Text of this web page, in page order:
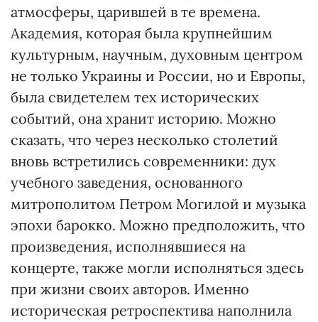
атмосферы, царившей в те времена.
Академия, которая была крупнейшим
культурным, научным, духовным центром
не только Украины и России, но и Европы,
была свидетелем тех исторических
событий, она хранит историю. Можно
сказать, что через несколько столетий
вновь встретились современники: дух
учебного заведения, основанного
митрополитом Петром Могилой и музыка
эпохи барокко. Можно предположить, что
произведения, исполнявшиеся на
концерте, также могли исполняться здесь
при жизни своих авторов. Именно
историческая ретроспектива наполнила